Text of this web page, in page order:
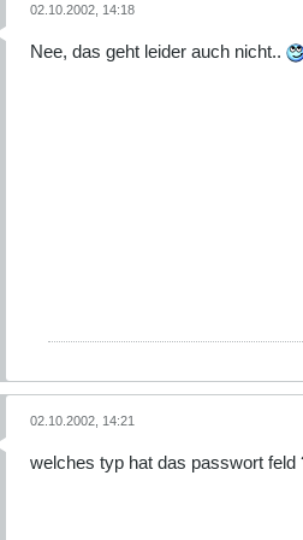
02.10.2002, 14:18
Nee, das geht leider auch nicht..
02.10.2002, 14:21
welches typ hat das passwort feld